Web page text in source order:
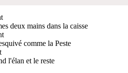
deux mains dans la caisse
comme la Peste
l'élan et le reste